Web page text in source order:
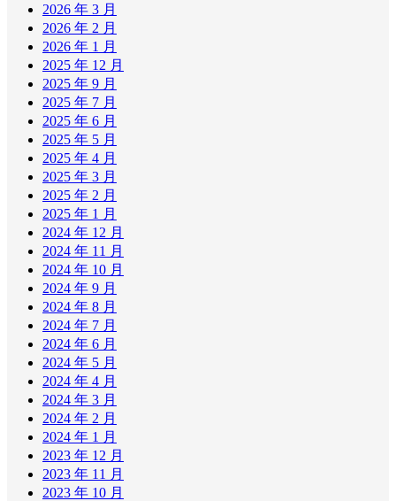
2026 年 3 月
2026 年 2 月
2026 年 1 月
2025 年 12 月
2025 年 9 月
2025 年 7 月
2025 年 6 月
2025 年 5 月
2025 年 4 月
2025 年 3 月
2025 年 2 月
2025 年 1 月
2024 年 12 月
2024 年 11 月
2024 年 10 月
2024 年 9 月
2024 年 8 月
2024 年 7 月
2024 年 6 月
2024 年 5 月
2024 年 4 月
2024 年 3 月
2024 年 2 月
2024 年 1 月
2023 年 12 月
2023 年 11 月
2023 年 10 月